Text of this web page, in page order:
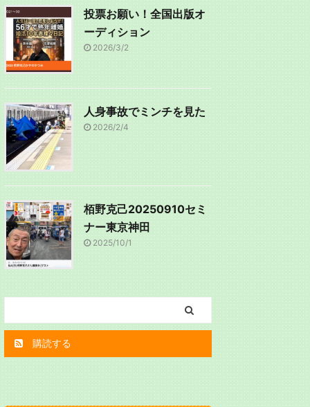
投票お願い！全国出版オ
ーディション
2026/3/2
人身事故でミンチを見た
2026/2/4
栢野克己20250910セミ
ナー東京神田
2025/10/1
購読する